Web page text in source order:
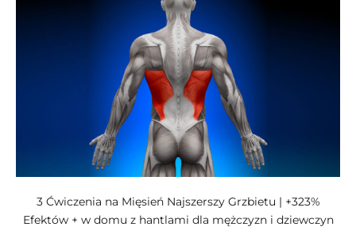
3 Ćwiczenia na Mięsień Najszerszy Grzbietu | +323%
Efektów + w domu z hantlami dla mężczyzn i dziewczyn